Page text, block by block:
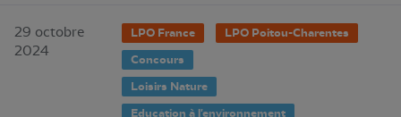
29 octobre
2024
LPO France
LPO Poitou-Charentes
Concours
Loisirs Nature
Education à l'environnement